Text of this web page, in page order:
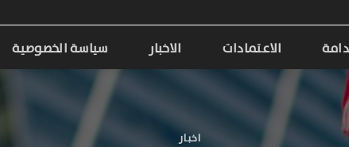
الاعتمادات الاخبار سياسة الخصوصية
اخبار